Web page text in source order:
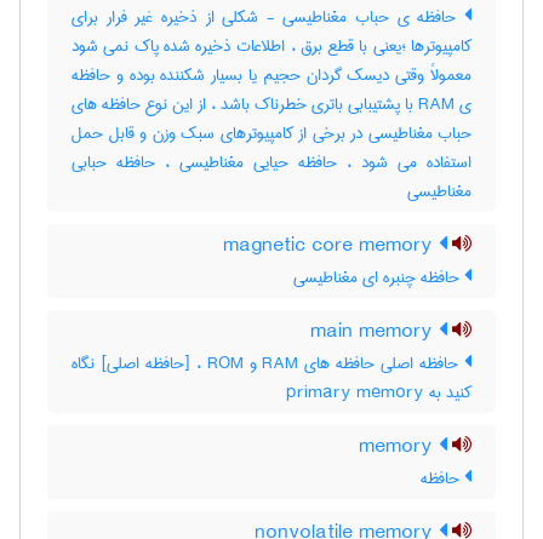
حافظه ی حباب مغناطیسی - شکلی از ذخیره غیر فرار برای
کامپیوترها ؛یعنی با قطع برق ، اطلاعات ذخیره شده پاک نمی شود
معمولاً وقتی دیسک گردان حجیم یا بسیار شکننده بوده و حافظه
ی RAM با پشتیبابی باتری خطرناک باشد ، از این نوع حافظه های
حباب مغناطیسی در برخی از کامپیوترهای سبک وزن و قابل حمل
استفاده می شود ، حافظه حیایی مغناطیسی ، حافظه حبابی
مغناطیسی
حافظه چنبره ای مغناطیسی
حافظه اصلی حافظه های RAM و ROM ، [حافظه اصلی] نگاه
کنید به ‎ primary memory
حافظه